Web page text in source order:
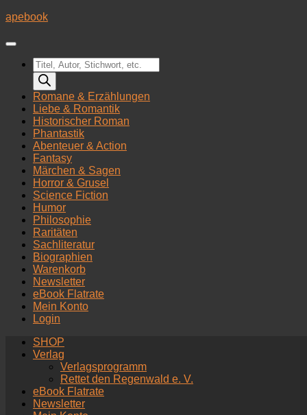
Zum
springen
apebook
Products
search
Romane & Erzählungen
Liebe & Romantik
Historischer Roman
Phantastik
Abenteuer & Action
Fantasy
Märchen & Sagen
Horror & Grusel
Science Fiction
Humor
Philosophie
Raritäten
Sachliteratur
Biographien
Warenkorb
Newsletter
eBook Flatrate
Mein Konto
Login
SHOP
Verlag
Verlagsprogramm
Rettet den Regenwald e. V.
eBook Flatrate
Newsletter